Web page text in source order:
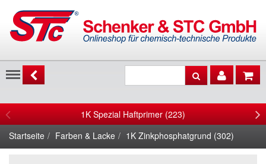
Menu
1K Spezial Haftprimer (223)
Startseite
Farben & Lacke 1K Zinkphosphatgrund (302)